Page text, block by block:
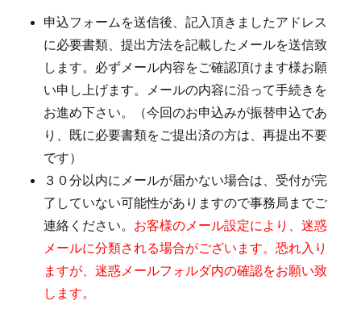
申込フォームを送信後、記入頂きましたアドレス
に必要書類、提出方法を記載したメールを送信致
します。必ずメール内容をご確認頂けます様お願
い申し上げます。メールの内容に沿って手続きを
お進め下さい。（今回のお申込みが振替申込であ
り、既に必要書類をご提出済の方は、再提出不要
です）
３０分以内にメールが届かない場合は、受付が完
了していない可能性がありますので事務局までご
連絡ください。 お客様のメール設定により、迷惑
メールに分類される場合がございます。恐れ入り
ますが、迷惑メールフォルダ内の確認をお願い致
します。